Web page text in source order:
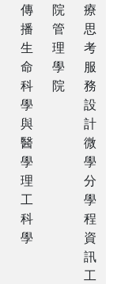
傳
播
生
命
科
學
與
醫
學
理
工
科
學
院
管
理
學
院
療
思
考
服
務
設
計
微
學
分
學
程
資
訊
工